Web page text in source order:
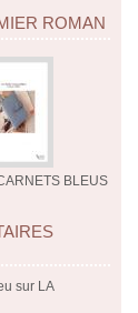
ROMAN
BLEUS
sur LA